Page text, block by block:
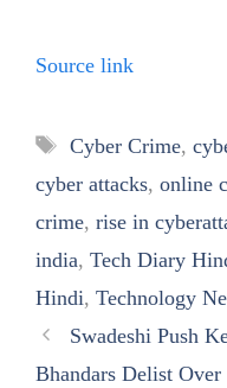
Source link
Tags
Cyber Crime,
cyber attacks, online
crime, rise in
india, Tech Diary
Hindi, Technology
Swadeshi Push
Bhandars Delist